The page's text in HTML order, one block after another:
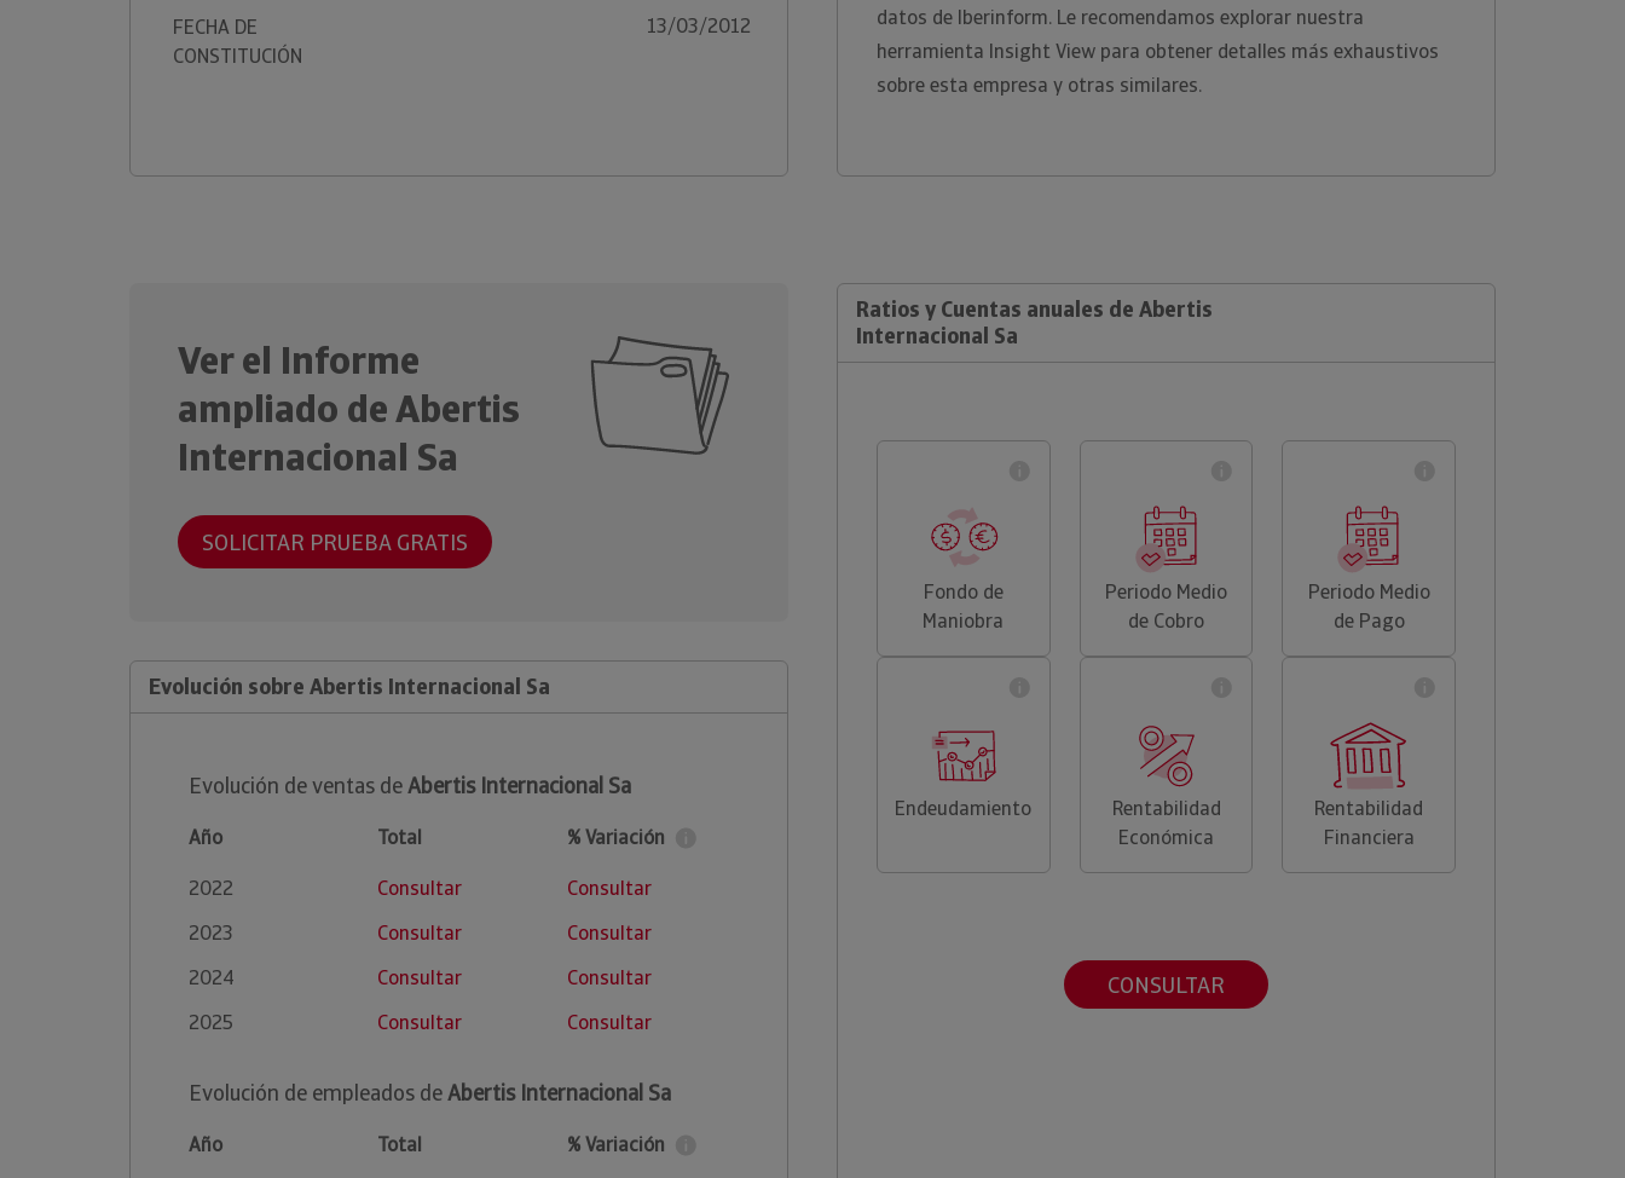
FECHA DE
CONSTITUCIÓN
13/03/2012
datos de Iberinform. Le recomendamos explorar nuestra
herramienta Insight View para obtener detalles más exhaustivos
sobre esta empresa y otras similares.
Ver el Informe
ampliado de Abertis
Internacional Sa
SOLICITAR PRUEBA GRATIS
Evolución sobre Abertis Internacional Sa
Evolución de ventas deAbertis Internacional Sa
Año Total
% Variación
2022
Consultar
Consultar
2023
Consultar
Consultar
2024
Consultar
Consultar
2025
Consultar Consultar
Evolución de empleados deAbertis Internacional Sa
Año Total
% Variación
Ratios y Cuentas anuales de Abertis
Internacional Sa
Fondo de
Maniobra
Periodo Medio
de Cobro
Periodo Medio
de Pago
Endeudamiento
Rentabilidad
Económica
Rentabilidad
Financiera
CONSULTAR